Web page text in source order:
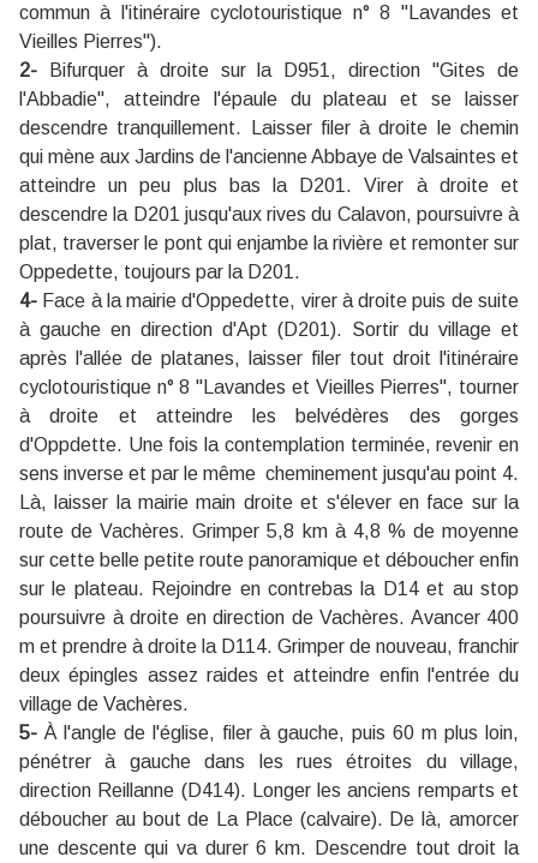
commun à l'itinéraire cyclotouristique n° 8 ''Lavandes et
Vieilles Pierres'').
2- Bifurquer à droite sur la D951, direction ''Gites de
l'Abbadie'', atteindre l'épaule du plateau et se laisser
descendre tranquillement. Laisser filer à droite le chemin
qui mène aux Jardins de l'ancienne Abbaye de Valsaintes et
atteindre un peu plus bas la D201. Virer à droite et
descendre la D201 jusqu'aux rives du Calavon, poursuivre à
plat, traverser le pont qui enjambe la rivière et remonter sur
Oppedette, toujours par la D201.
4- Face à la mairie d'Oppedette, virer à droite puis de suite
à gauche en direction d'Apt (D201). Sortir du village et
après l'allée de platanes, laisser filer tout droit l'itinéraire
cyclotouristique n° 8 ''Lavandes et Vieilles Pierres'', tourner
à droite et atteindre les belvédères des gorges
d'Oppdette. Une fois la contemplation terminée, revenir en
sens inverse et par le même cheminement jusqu'au point 4.
Là, laisser la mairie main droite et s'élever en face sur la
route de Vachères. Grimper 5,8 km à 4,8 % de moyenne
sur cette belle petite route panoramique et déboucher enfin
sur le plateau. Rejoindre en contrebas la D14 et au stop
poursuivre à droite en direction de Vachères. Avancer 400
m et prendre à droite la D114. Grimper de nouveau, franchir
deux épingles assez raides et atteindre enfin l'entrée du
village de Vachères.
5- À l'angle de l'église, filer à gauche, puis 60 m plus loin,
pénétrer à gauche dans les rues étroites du village,
direction Reillanne (D414). Longer les anciens remparts et
déboucher au bout de La Place (calvaire). De là, amorcer
une descente qui va durer 6 km. Descendre tout droit la